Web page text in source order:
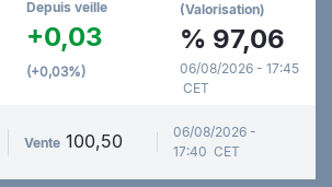
Depuis veille
+0,03
(+0,03%)
(Valorisation)
% 97,06
06/08/2026 - 17:45
CET
Vente 100,50
06/08/2026 -
17:40 CET